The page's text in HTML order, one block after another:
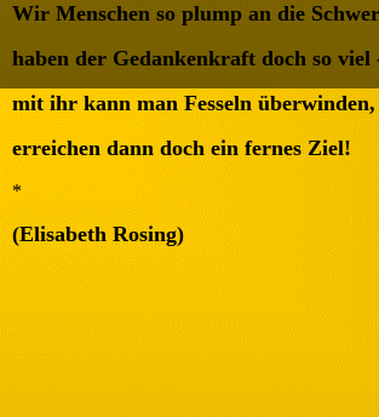
Wir Menschen so plump an die
haben der Gedankenkraft doch so viel
mit ihr kann man Fesseln überwinden,
erreichen dann doch ein fernes Ziel!
*
(Elisabeth Rosing)